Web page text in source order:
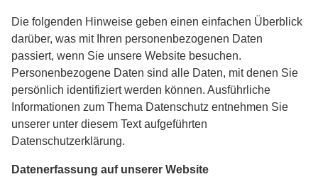
Die folgenden Hinweise geben einen einfachen Überblick
darüber, was mit Ihren personenbezogenen Daten
passiert, wenn Sie unsere Website besuchen.
Personenbezogene Daten sind alle Daten, mit denen Sie
persönlich identifiziert werden können. Ausführliche
Informationen zum Thema Datenschutz entnehmen Sie
unserer unter diesem Text aufgeführten
Datenschutzerklärung.
Datenerfassung auf unserer Website